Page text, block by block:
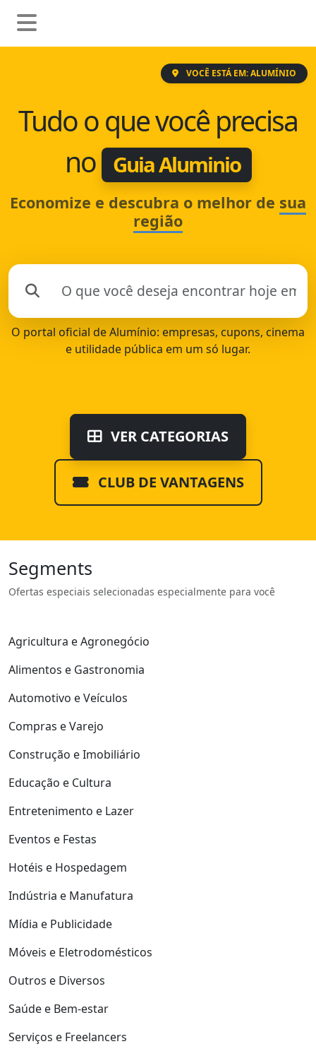
VOCÊ ESTÁ EM: ALUMÍNIO
Tudo o que você precisa
no
Guia Aluminio
Economize e descubra o melhor de sua
região
O portal oficial de Alumínio: empresas, cupons, cinema
e utilidade pública em um só lugar.
VER CATEGORIAS
CLUB DE VANTAGENS
Segments
Ofertas especiais selecionadas especialmente para você
Agricultura e Agronegócio
Alimentos e Gastronomia
Automotivo e Veículos
Compras e Varejo
Construção e Imobiliário
Educação e Cultura
Entretenimento e Lazer
Eventos e Festas
Hotéis e Hospedagem
Indústria e Manufatura
Mídia e Publicidade
Móveis e Eletrodomésticos
Outros e Diversos
Saúde e Bem-estar
Serviços e Freelancers